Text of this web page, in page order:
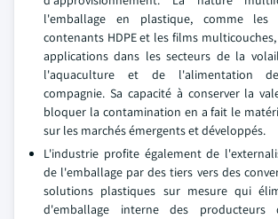
l'emballage en plastique, comme les
contenants HDPE et les films
applications dans les secteurs de la
l'aquaculture et de l'alimentation
compagnie. Sa capacité à conserver la
bloquer la contamination en a fait le
sur les marchés émergents et développés.
L'industrie profite également de
de l'emballage par des tiers vers des
solutions plastiques sur mesure qui
d'emballage interne des producteurs